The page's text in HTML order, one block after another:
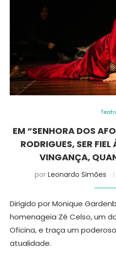
EM “SENHORA DOS
RODRIGUES, SER
VINGANÇA,
por Leonardo Simões
Dirigido por Monique
homenageia Zé Celso, um
Oficina, e traça um
atualidade.